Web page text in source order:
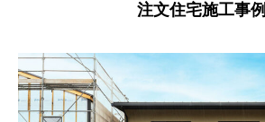
注文住宅施工事例